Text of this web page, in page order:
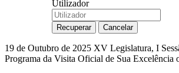
Utilizador
19 de Outubro de 2025 XV Legislatura, I
Programa da Visita Oficial de Sua Excelência